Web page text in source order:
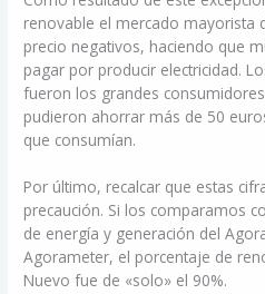
renovable el mercado mayorista
precio negativos, haciendo que
pagar por producir electricidad.
fueron los grandes
pudieron ahorrar más de 50
que consumían.
Por último, recalcar que estas
precaución. Si los comparamos
de energía y generación del
Agorameter, el porcentaje de
Nuevo fue de «solo» el 90%.